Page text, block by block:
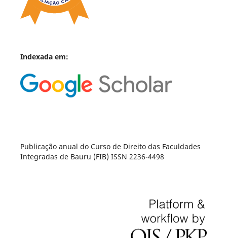
Indexada em:
Publicação anual do Curso de Direito das Faculdades
Integradas de Bauru (FIB) ISSN 2236-4498